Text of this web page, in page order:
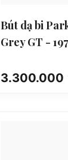
Bút dạ bi
Grey GT -
3.300.000